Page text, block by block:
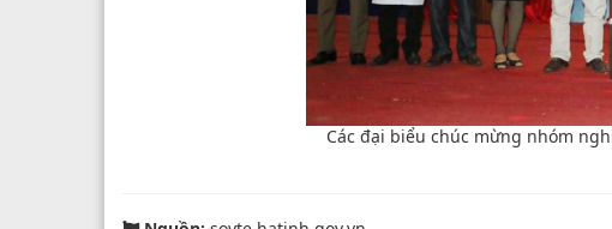
Các đại biểu chúc mừng nhóm